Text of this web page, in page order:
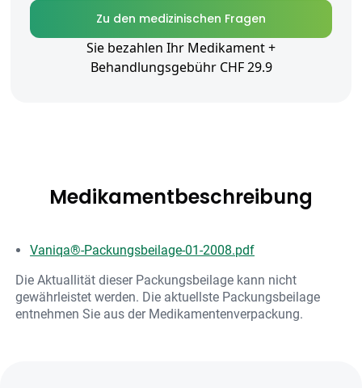
Zu den medizinischen Fragen
Sie bezahlen Ihr Medikament +
Behandlungsgebühr CHF 29.9
Medikamentbeschreibung
Vaniqa®-Packungsbeilage-01-2008.pdf
Die Aktuallität dieser Packungsbeilage kann nicht
gewährleistet werden. Die aktuellste Packungsbeilage
entnehmen Sie aus der Medikamentenverpackung.